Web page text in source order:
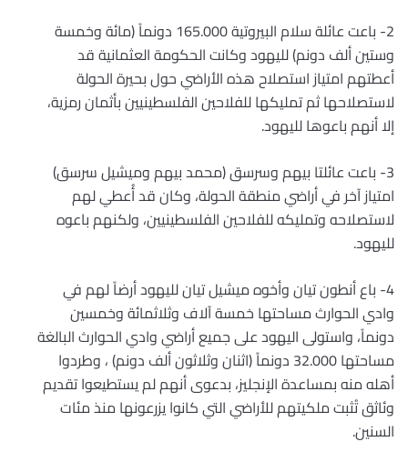
2- باعت عائلة سلام البيروتية 165.000 دونماً (مائة وخمسة
وستين ألف دونم) لليهود وكانت الحكومة العثمانية قد
أعطتهم امتياز استصلاح هذه الأراضي حول بحيرة الحولة
لاستصلاحها ثم تمليكها للفلاحين الفلسطينيين بأثمان رمزية،
إلا أنهم باعوها لليهود.
3- باعت عائلتا بيهم وسرسق (محمد بيهم وميشيل سرسق)
امتياز آخر في أراضي منطقة الحولة، وكان قد أُعطي لهم
لاستصلاحه وتمليكه للفلاحين الفلسطينيين، ولكنهم باعوه
لليهود.
4- باع أنطون تيان وأخوه ميشيل تيان لليهود أرضاً لهم في
وادي الحوارث مساحتها خمسة آلاف وثلاثمائة وخمسين
دونماً، واستولى اليهود على جميع أراضي وادي الحوارث البالغة
مساحتها 32.000 دونماً (اثنان وثلاثون ألف دونم) ، وطردوا
أهله منه بمساعدة الإنجليز، بدعوى أنهم لم يستطيعوا تقديم
وئاثق تُثبت ملكيتهم للأراضي التي كانوا يزرعونها منذ مئات
السنين.